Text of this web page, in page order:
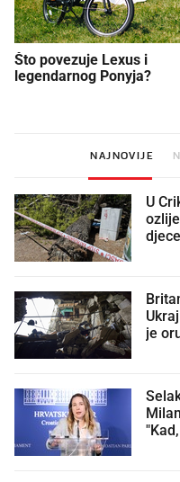
Što povezuje Lexus i
legendarnog Ponyja?
NAJNOVIJE
U
djece
je